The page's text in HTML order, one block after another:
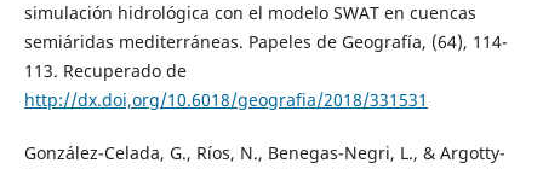
simulación hidrológica con el modelo SWAT en cuencas
semiáridas mediterráneas. Papeles de Geografía, (64), 114-
113. Recuperado de
http://dx.doi,org/10.6018/geografia/2018/331531
González-Celada, G., Ríos, N., Benegas-Negri, L., & Argotty-